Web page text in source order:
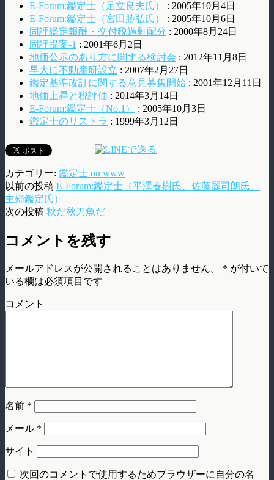
E-Forum:鑑定士（足立良夫氏）
: 2005年10月4日
E-Forum:鑑定士（宮田勝弘氏）
: 2005年10月6日
固評鑑定報酬・交付税過剰配分 : 2000年8月24日
固評提案-1 : 2001年6月2日
地価公示のあり方に関する検討会 : 2012年11月8日
早大に不動産研設立 : 2007年2月27日
鑑定基準改訂に関する意見募集開始 : 2001年12月11日
地価上昇と税評価 : 2014年3月14日
E-Forum:鑑定士（No.1）
: 2005年10月3日
鑑定士のリストラ : 1999年3月12日
カテゴリー: 鑑定士 on www
以前の投稿 E-Forum:鑑定士（平澤春樹氏、佐藤麗司朗氏、
主婦鑑定氏）
次の投稿 秋だ秋刀魚だ
コメントを残す
メールアドレスが公開されることはありません。 * が付いて
いる欄は必須項目です
コメント
名前 *
メール *
サイト
次回のコメントで使用するためブラウザーに自分の名